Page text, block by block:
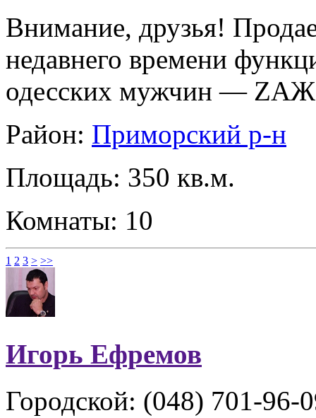
Внимание, друзья!
недавнего времени
одесских мужчин —
Район: Приморский р-н
Площадь: 350 кв.м.
Комнаты: 10
1 2 3 > >>
Игорь Ефремов
Городской: (048) 701-96-